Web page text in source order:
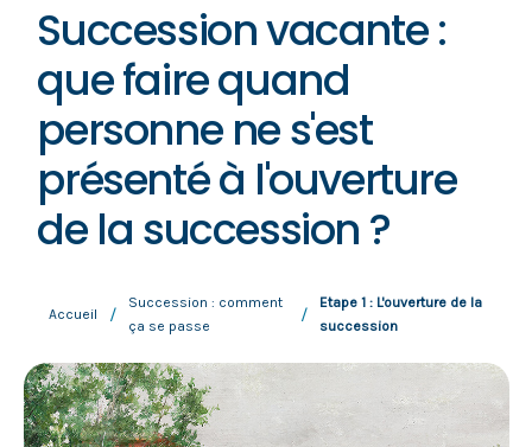
Succession vacante :
que faire quand
personne ne s'est
présenté à l'ouverture
de la succession ?
Accueil /
Succession : comment
ça se passe
/
Etape 1 : L'ouverture de la
succession